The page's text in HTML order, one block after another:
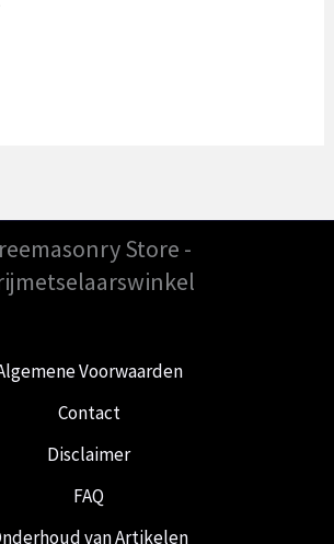
Store -
Voorwaarden
Contact
Disclaimer
FAQ
van Artikelen